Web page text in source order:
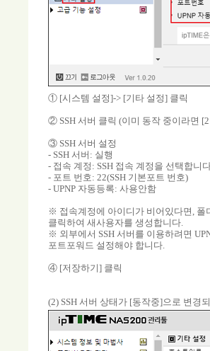
① [시스템 설정]-> [기타 설정] 클릭
② SSH 서버 클릭 (이미 동작 중이라면
③ SSH 서버 설정
- SSH 서버: 실행
- 접속 계정: SSH 접속 계정을 선택합니
- 포트 번호: 22(SSH 기본포트 번호)
- UPNP 자동등록: 사용안함
※ 접속계정에 아이디가 비어있다면,
클릭하여 새사용자를 생성합니다.
※ 외부에서 SSH 서버를 이용하려면
포트포워드 설정해야 합니다.
④ [저장하기] 클릭
(2) SSH 서버 상태가 [동작중]으로 변경